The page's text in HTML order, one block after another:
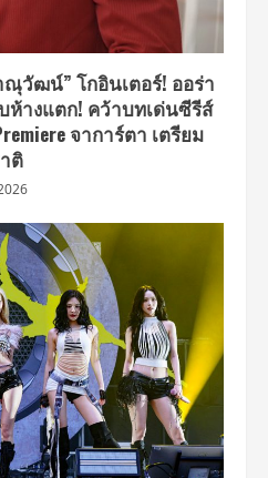
ณุวัฒน์” โกอินเตอร์! ออร่า
างแตก! คว้าบทเด่นซีรีส์
จาการ์ตา เตรียม
ติ